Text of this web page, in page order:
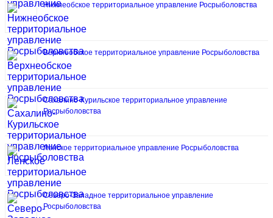
Нижнеобское территориальное управление Росрыболовства
Верхнеобское территориальное управление Росрыболовства
Сахалино-Курильское территориальное управление
Росрыболовства
Ленское территориальное управление Росрыболовства
Северо-Западное территориальное управление
Росрыболовства